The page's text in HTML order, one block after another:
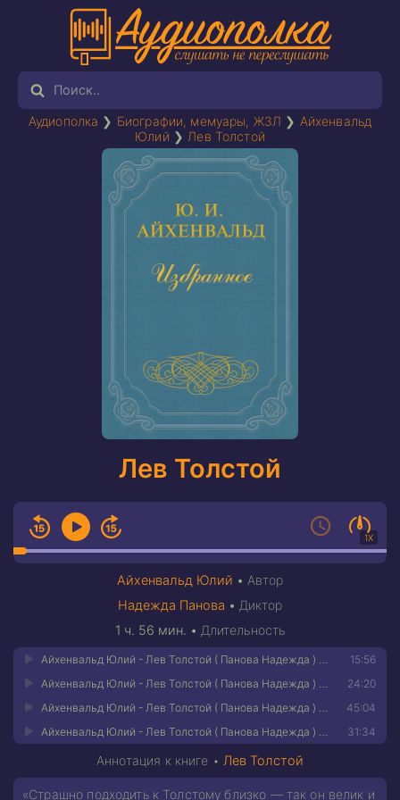
Аудиополка ❯ Биографии, мемуары, ЖЗЛ ❯ Айхенвальд
Юлий ❯ Лев Толстой
Лев Толстой
1X
Айхенвальд Юлий • Автор
Надежда Панова • Диктор
1 ч. 56 мин. • Длительность
15:56
Айхенвальд Юлий - Лев Толстой ( Панова Надежда ) Track 01
24:20
Айхенвальд Юлий - Лев Толстой ( Панова Надежда ) Track 02
45:04
Айхенвальд Юлий - Лев Толстой ( Панова Надежда ) Track 03
31:34
Айхенвальд Юлий - Лев Толстой ( Панова Надежда ) Track 04
Аннотация к книге • Лев Толстой
«Страшно подходить к Толстому близко — так он велик и